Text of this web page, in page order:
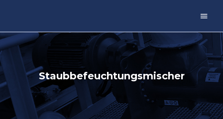
Main
Staubbefeuchtungsmischer